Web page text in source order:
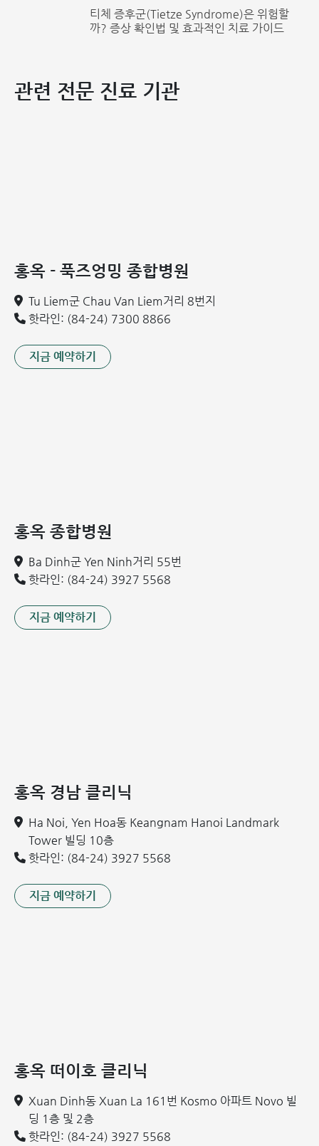
티체 증후군(Tietze Syndrome)은 위험할
까? 증상 확인법 및 효과적인 치료 가이드
관련 전문 진료 기관
홍옥 - 푹즈엉밍 종합병원
Tu Liem군 Chau Van Liem거리 8번지
핫라인: (84-24) 7300 8866
지금 예약하기
홍옥 종합병원
Ba Dinh군 Yen Ninh거리 55번
핫라인: (84-24) 3927 5568
지금 예약하기
홍옥 경남 클리닉
Ha Noi, Yen Hoa동 Keangnam Hanoi Landmark
Tower 빌딩 10층
핫라인: (84-24) 3927 5568
지금 예약하기
홍옥 떠이호 클리닉
Xuan Dinh동 Xuan La 161번 Kosmo 아파트 Novo 빌
딩 1층 및 2층
핫라인: (84-24) 3927 5568